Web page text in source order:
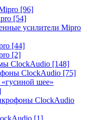
[96]
[54]
усилители Mipro
[44]
[2]
ClockAudio [148]
ClockAudio [75]
шее»
ClockAudio
[1]